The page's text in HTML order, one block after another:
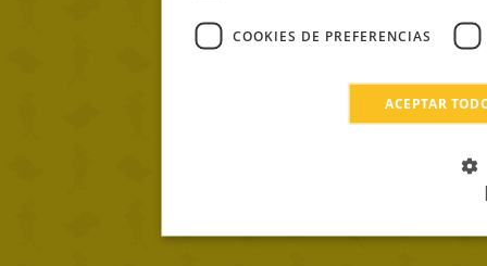
COOKIES DE PREFERENCIAS
ACEPTAR